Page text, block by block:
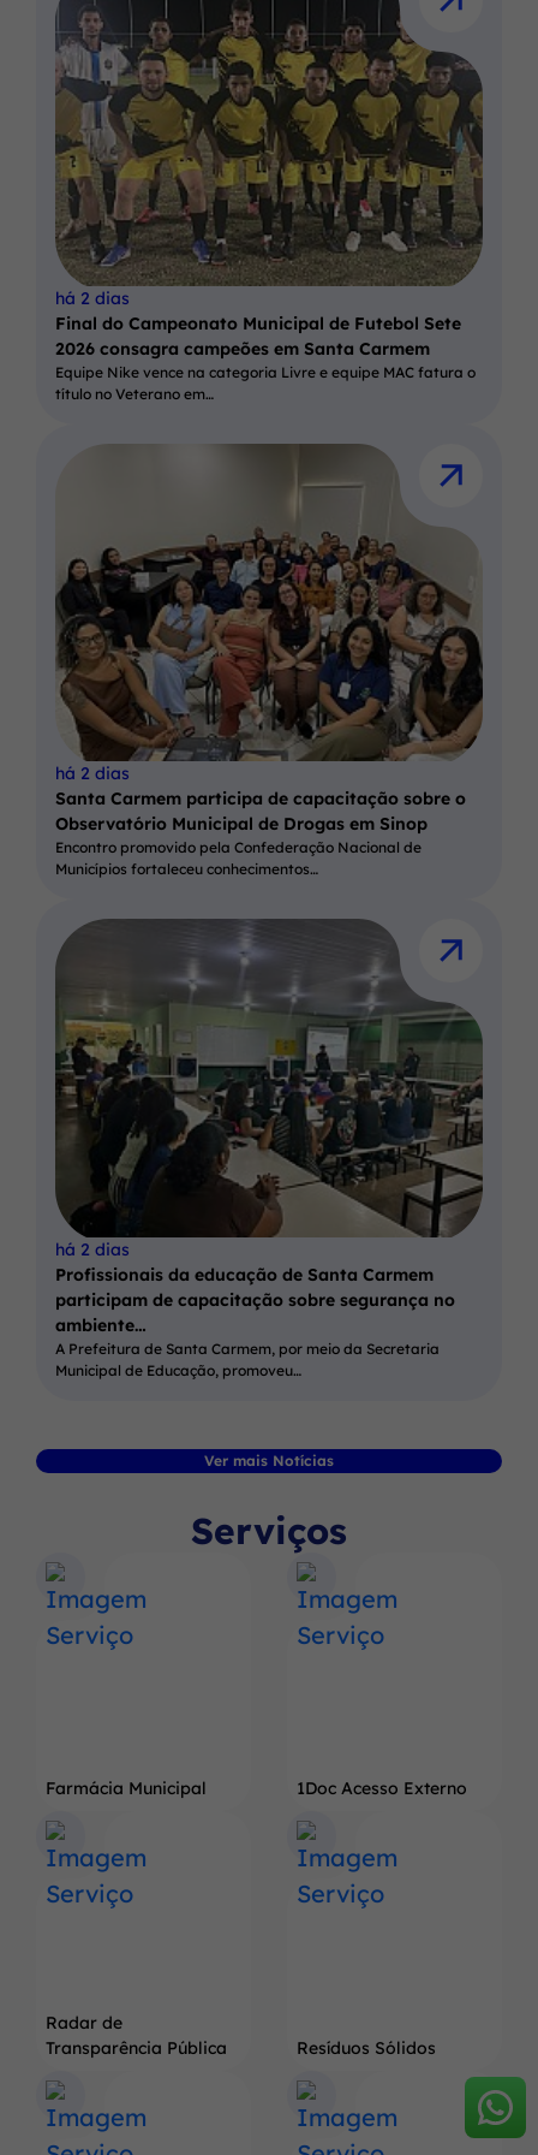
há 2 dias
Final do Campeonato Municipal de Futebol Sete
2026 consagra campeões em Santa Carmem
Equipe Nike vence na categoria Livre e equipe MAC fatura o
título no Veterano em…
há 2 dias
Santa Carmem participa de capacitação sobre o
Observatório Municipal de Drogas em Sinop
Encontro promovido pela Confederação Nacional de
Municípios fortaleceu conhecimentos…
há 2 dias
Profissionais da educação de Santa Carmem
participam de capacitação sobre segurança no
ambiente…
A Prefeitura de Santa Carmem, por meio da Secretaria
Municipal de Educação, promoveu…
Ver mais Notícias
Serviços
Farmácia Municipal 1Doc Acesso Externo
Radar de
Transparência Pública
Resíduos Sólidos